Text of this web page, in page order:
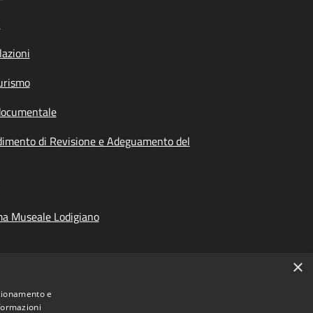
di Revisione e Adeguamento del
Museale Lodigiano
×
e